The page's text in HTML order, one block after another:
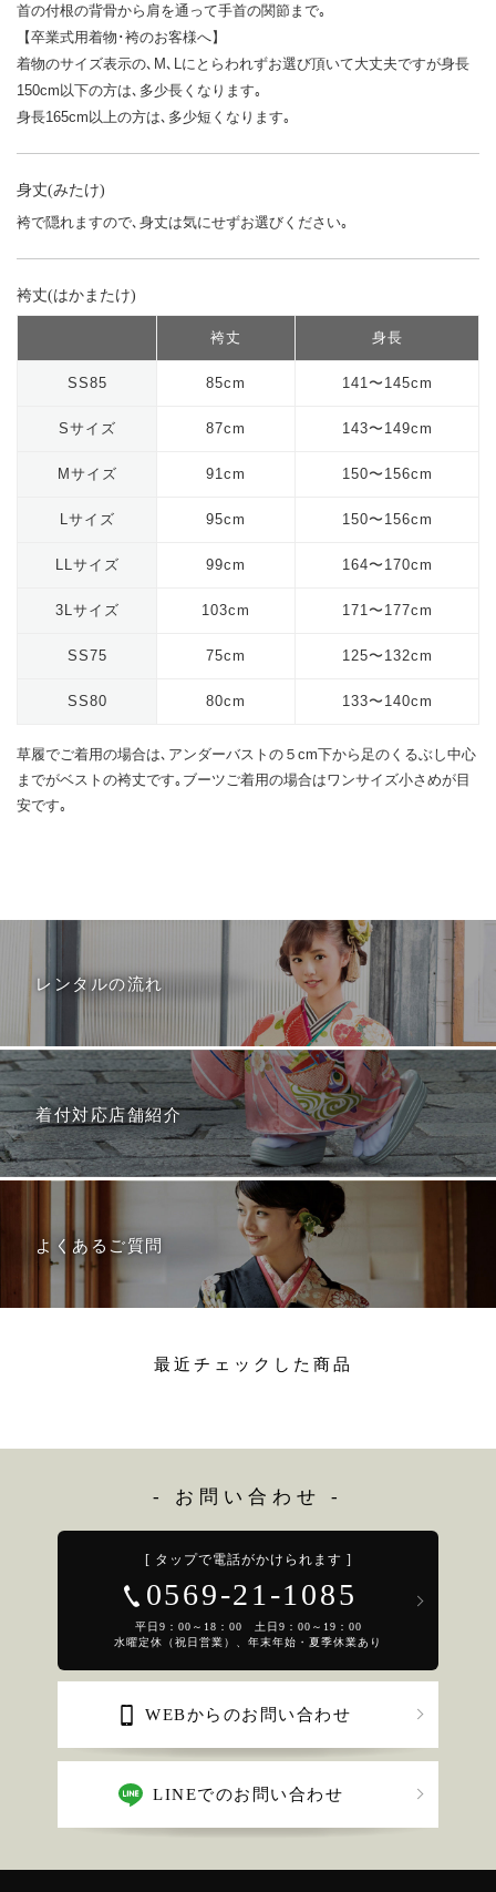
首の付根の背骨から肩を通って手首の関節まで｡
【卒業式用着物･袴のお客様へ】
着物のサイズ表示の､M､Lにとらわれずお選び頂いて大丈夫ですが身長
150cm以下の方は､多少長くなります｡
身長165cm以上の方は､多少短くなります｡
身丈(みたけ)
袴で隠れますので､身丈は気にせずお選びください｡
袴丈(はかまたけ)
袴丈 身長
SS85 85cm 141〜145cm
Sサイズ 87cm 143〜149cm
Mサイズ 91cm 150〜156cm
Lサイズ 95cm 150〜156cm
LLサイズ 99cm 164〜170cm
3Lサイズ 103cm 171〜177cm
SS75 75cm 125〜132cm
SS80 80cm 133〜140cm
草履でご着用の場合は､アンダーバストの５cm下から足のくるぶし中心
までがベストの袴丈です｡ブーツご着用の場合はワンサイズ小さめが目
安です｡
レンタルの流れ
着付対応店舗紹介
よくあるご質問
最近チェックした商品
- お問い合わせ -
[ タップで電話がかけられます ]
0569-21-1085
平日9：00～18：00 土日9：00～19：00
水曜定休（祝日営業）、年末年始・夏季休業あり
WEBからのお問い合わせ
LINEでのお問い合わせ